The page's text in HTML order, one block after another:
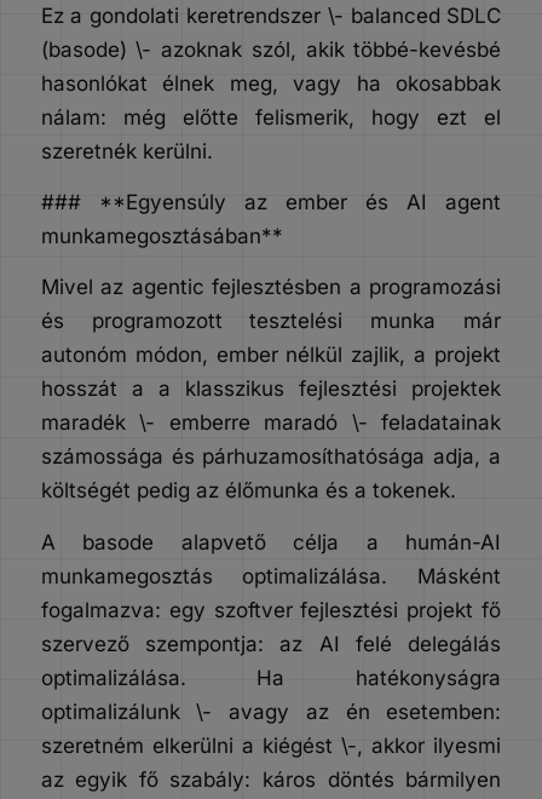
Ez a gondolati keretrendszer \- balanced SDLC
(basode) \- azoknak szól, akik többé-kevésbé
hasonlókat élnek meg, vagy ha okosabbak
nálam: még előtte felismerik, hogy ezt el
szeretnék kerülni.
### **Egyensúly az ember és AI agent
munkamegosztásában**
Mivel az agentic fejlesztésben a programozási
és programozott tesztelési munka már
autonóm módon, ember nélkül zajlik, a projekt
hosszát a a klasszikus fejlesztési projektek
maradék \- emberre maradó \- feladatainak
számossága és párhuzamosíthatósága adja, a
költségét pedig az élőmunka és a tokenek.
A basode alapvető célja a humán-AI
munkamegosztás optimalizálása. Másként
fogalmazva: egy szoftver fejlesztési projekt fő
szervező szempontja: az AI felé delegálás
optimalizálása. Ha hatékonyságra
optimalizálunk \- avagy az én esetemben:
szeretném elkerülni a kiégést \-, akkor ilyesmi
az egyik fő szabály: káros döntés bármilyen